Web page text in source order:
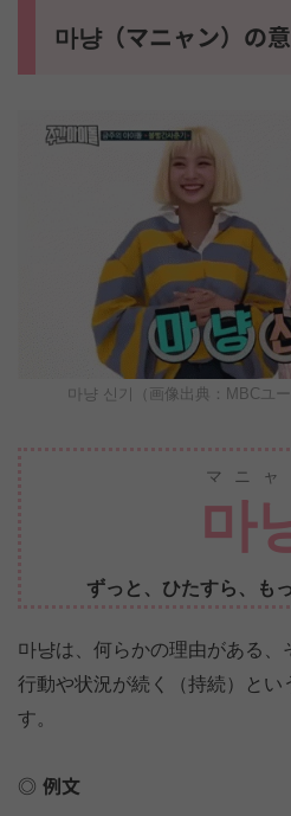
마냥（マニャン）の
마냥 신기（画像出典：MBCユ
마
マニャ
ずっと、ひたすら、も
마냥は、何らかの理由がある、
行動や状況が続く（持続）とい
す。
例文